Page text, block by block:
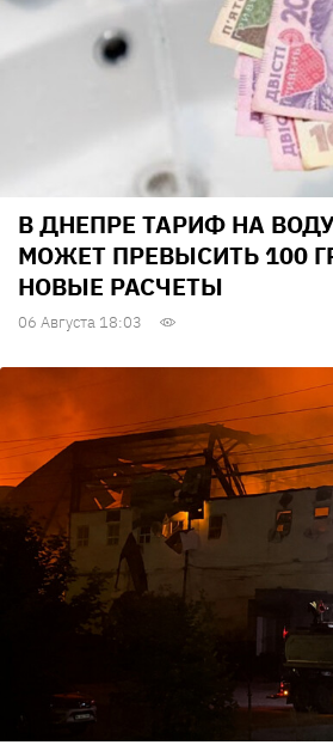
В ДНЕПРЕ ТАРИФ НА
МОЖЕТ ПРЕВЫСИТЬ 100
НОВЫЕ РАСЧЕТЫ
06 Августа 18:03